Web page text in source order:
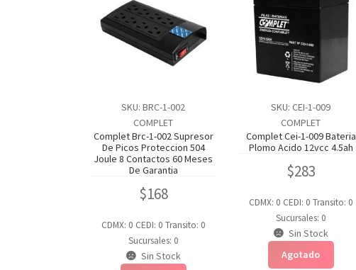
SKU: BRC-1-002
COMPLET
Complet Brc-1-002 Supresor
De Picos Proteccion 504
Joule 8 Contactos 60 Meses
De Garantia
$168
CDMX: 0 CEDI: 0 Transito: 0
Sucursales: 0
Sin Stock
SKU: CEI-1-009
COMPLET
Complet Cei-1-009 Bateria
Plomo Acido 12vcc 4.5ah
$283
CDMX: 0 CEDI: 0 Transito: 0
Sucursales: 0
Sin Stock
Agotado